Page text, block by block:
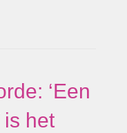
‘Een
is het